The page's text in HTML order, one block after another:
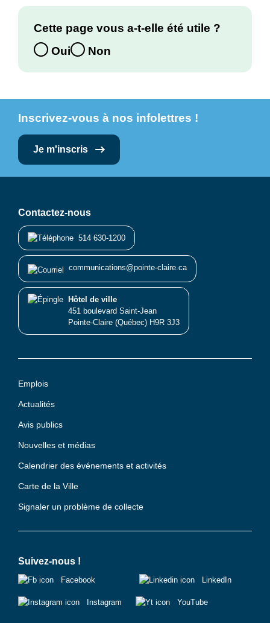
Cette page vous a-t-elle été utile ?
Oui
Non
Inscrivez-vous à nos infolettres !
Je m'inscris
Emplois
Actualités
Avis publics
Nouvelles et médias
Calendrier des événements et activités
Carte de la Ville
Signaler un problème de collecte
Contactez-nous
514 630-1200
communications@pointe-claire.ca
Hôtel de ville
451 boulevard Saint-Jean
Pointe-Claire (Québec) H9R 3J3
Suivez-nous !
Facebook
Instagram
LinkedIn
YouTube